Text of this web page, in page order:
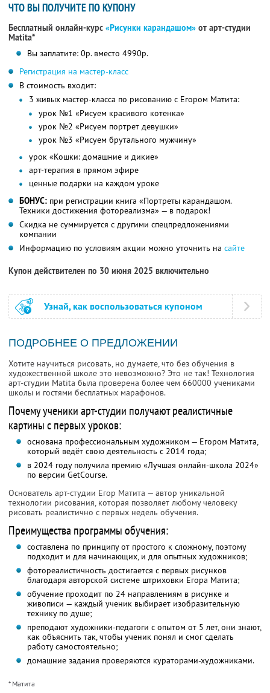
ЧТО ВЫ ПОЛУЧИТЕ ПО КУПОНУ
Бесплатный онлайн-курс «Рисунки карандашом» от арт-студии
Matita*
Вы заплатите: 0р. вместо 4990р.
Регистрация на мастер-класс
В стоимость входит:
3 живых мастер-класса по рисованию с Егором Матита:
урок №1 «Рисуем красивого котенка»
урок №2 «Рисуем портрет девушки»
урок №3 «Рисуем брутального мужчину»
урок «Кошки: домашние и дикие»
арт-терапия в прямом эфире
ценные подарки на каждом уроке
БОНУС: при регистрации книга «Портреты карандашом.
Техники достижения фотореализма» — в подарок!
Скидка не суммируется с другими спецпредложениями
компании
Информацию по условиям акции можно уточнить на сайте
Купон действителен по 30 июня 2025 включительно
Узнай, как воспользоваться купоном
ПОДРОБНЕЕ О ПРЕДЛОЖЕНИИ
Хотите научиться рисовать, но думаете, что без обучения в
художественной школе это невозможно? Это не так! Технология
арт-студии Matita была проверена более чем 660000 учениками
школы и гостями бесплатных марафонов.
Почему ученики арт-студии получают реалистичные
картины с первых уроков:
основана профессиональным художником — Егором Матита,
который ведёт свою деятельность с 2014 года;
в 2024 году получила премию «Лучшая онлайн-школа 2024»
по версии GetCourse.
Основатель арт-студии Егор Матита — автор уникальной
технологии рисования, которая позволяет любому человеку
рисовать реалистично с первых недель обучения.
Преимущества программы обучения:
составлена по принципу от простого к сложному, поэтому
подходит и для начинающих, и для опытных художников;
фотореалистичность достигается с первых рисунков
благодаря авторской системе штриховки Егора Матита;
обучение проходит по 24 направлениям в рисунке и
живописи — каждый ученик выбирает изобразительную
технику по душе;
преподают художники-педагоги с опытом от 5 лет, они знают,
как объяснить так, чтобы ученик понял и смог сделать
работу самостоятельно;
домашние задания проверяются кураторами-художниками.
* Матита